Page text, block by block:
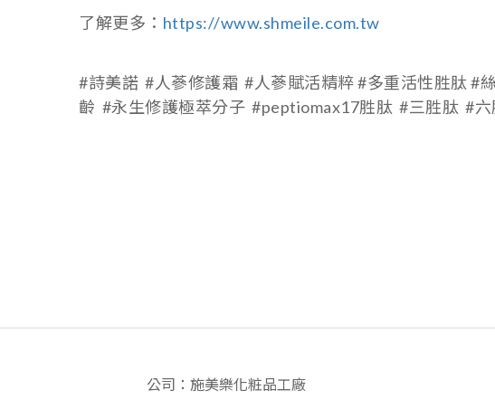
了解更多： https://www.shmeile.com.tw
#詩美諾 #人蔘修護霜 #人蔘賦活精粹 #多重活性胜肽 #
齡 #永生修護極萃分子 #peptiomax17胜肽 #三胜肽 #
公司：施美樂化粧品工廠